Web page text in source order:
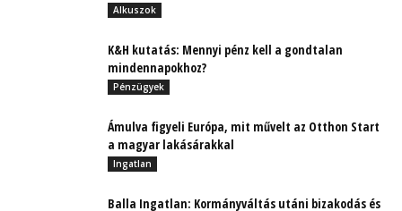
Alkuszok
K&H kutatás: Mennyi pénz kell a gondtalan
mindennapokhoz?
Pénzügyek
Ámulva figyeli Európa, mit művelt az Otthon Start
a magyar lakásárakkal
Ingatlan
Balla Ingatlan: Kormányváltás utáni bizakodás és